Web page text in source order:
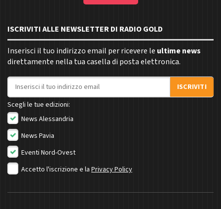
ISCRIVITI ALLE NEWSLETTER DI RADIO GOLD
Inserisci il tuo indirizzo email per ricevere le ultime news
direttamente nella tua casella di posta elettronica.
Indirizzo email
ISCRIVITI
Scegli le tue edizioni:
News Alessandria
News Pavia
Eventi Nord-Ovest
Accetto l'iscrizione e la Privacy Policy